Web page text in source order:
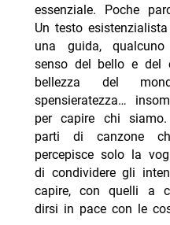
essenziale. Poche
Un testo
una guida,
senso del bello e del
bellezza del
spensieratezza…
per capire chi
parti di canzone
percepisce solo la
di condividere gli
capire, con quelli a
dirsi in pace con le